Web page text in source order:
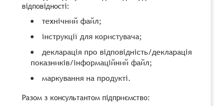
відповідності:
технічний файл;
інструкції для користувача;
декларація про відповідність/декларація
показників/інформаційний файл;
маркування на продукті.
Разом з консультантом підприємство: